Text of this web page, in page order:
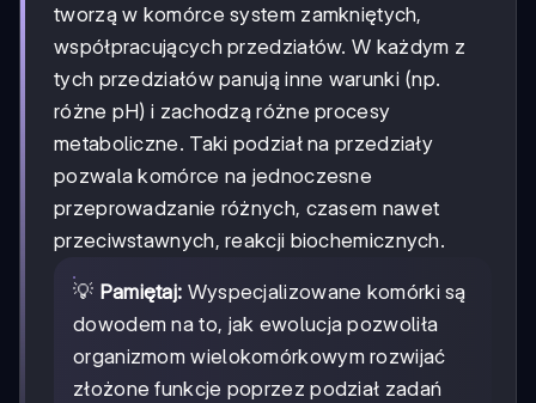
tworzą w komórce system zamkniętych,
współpracujących przedziałów. W każdym z
tych przedziałów panują inne warunki (np.
różne pH) i zachodzą różne procesy
metaboliczne. Taki podział na przedziały
pozwala komórce na jednoczesne
przeprowadzanie różnych, czasem nawet
przeciwstawnych, reakcji biochemicznych.
💡 Pamiętaj: Wyspecjalizowane komórki są
dowodem na to, jak ewolucja pozwoliła
organizmom wielokomórkowym rozwijać
złożone funkcje poprzez podział zadań